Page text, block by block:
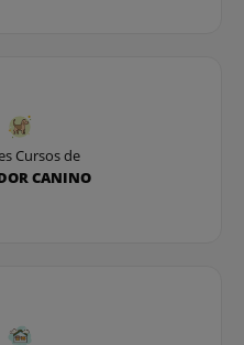
a la búsqueda de
y estética
Cursos de
CANINO